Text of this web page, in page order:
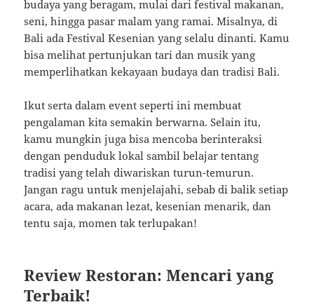
budaya yang beragam, mulai dari festival makanan,
seni, hingga pasar malam yang ramai. Misalnya, di
Bali ada Festival Kesenian yang selalu dinanti. Kamu
bisa melihat pertunjukan tari dan musik yang
memperlihatkan kekayaan budaya dan tradisi Bali.
Ikut serta dalam event seperti ini membuat
pengalaman kita semakin berwarna. Selain itu,
kamu mungkin juga bisa mencoba berinteraksi
dengan penduduk lokal sambil belajar tentang
tradisi yang telah diwariskan turun-temurun.
Jangan ragu untuk menjelajahi, sebab di balik setiap
acara, ada makanan lezat, kesenian menarik, dan
tentu saja, momen tak terlupakan!
Review Restoran: Mencari yang
Terbaik!